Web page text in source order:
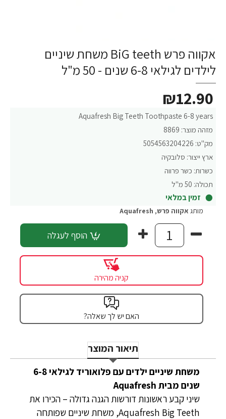
אקווה פרש BiG teeth משחת שיניים
לילדים לגילאי 6-8 שנים - 50 מ"ל
Aquafresh Big Teeth Toothpaste 6-8 years
מזהה מוצר: 8869
מק"ט: 5054563204226
ארץ ייצור: סלובקיה
כשרות: כשר פרווה
תכולה: 50 מ"ל
זמין במלאי
₪12.90
מותג אקווה פרש,
Aquafresh
הוסף לעגלה
קניה מהירה
האם יש לך שאלה?
תיאור המוצר
משחת שיניים ילדים עם פלואוריד לגילאי 6-8
שנים מבית Aquafresh
שיני קבע ראשונות דורשות הגנה גדולה – הכירו את
Aquafresh Big Teeth, משחת שיניים שפותחה